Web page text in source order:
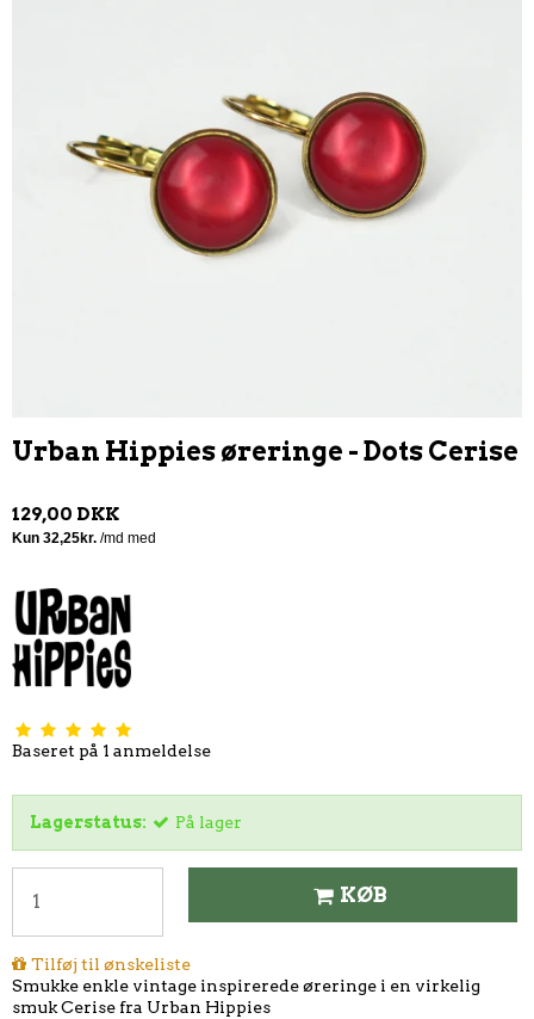
Urban Hippies øreringe - Dots Cerise
129,00 DKK
Baseret på 1 anmeldelse
Lagerstatus: På lager
KØB
Tilføj til ønskeliste
Smukke enkle vintage inspirerede øreringe i en virkelig
smuk Cerise fra Urban Hippies